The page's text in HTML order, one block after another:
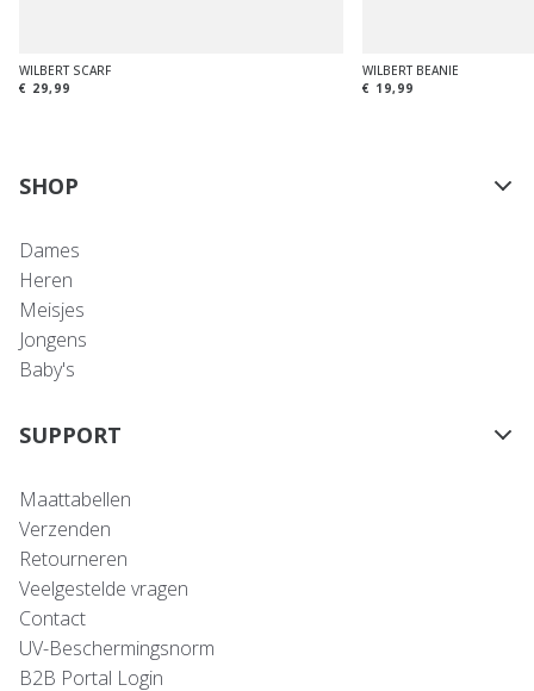
WILBERT SCARF
€ 29,99
WILBERT BEANIE
€ 19,99
SHOP
Dames
Heren
Meisjes
Jongens
Baby's
SUPPORT
Maattabellen
Verzenden
Retourneren
Veelgestelde vragen
Contact
UV-Beschermingsnorm
B2B Portal Login